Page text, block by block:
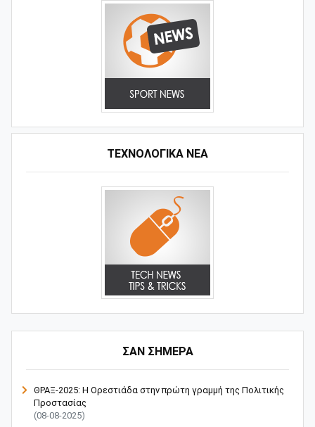
ΤΕΧΝΟΛΟΓΙΚΑ ΝΕΑ
ΣΑΝ ΣΗΜΕΡΑ
ΘΡΑΞ-2025: Η Ορεστιάδα στην πρώτη γραμμή της Πολιτικής
Προστασίας
(08-08-2025)